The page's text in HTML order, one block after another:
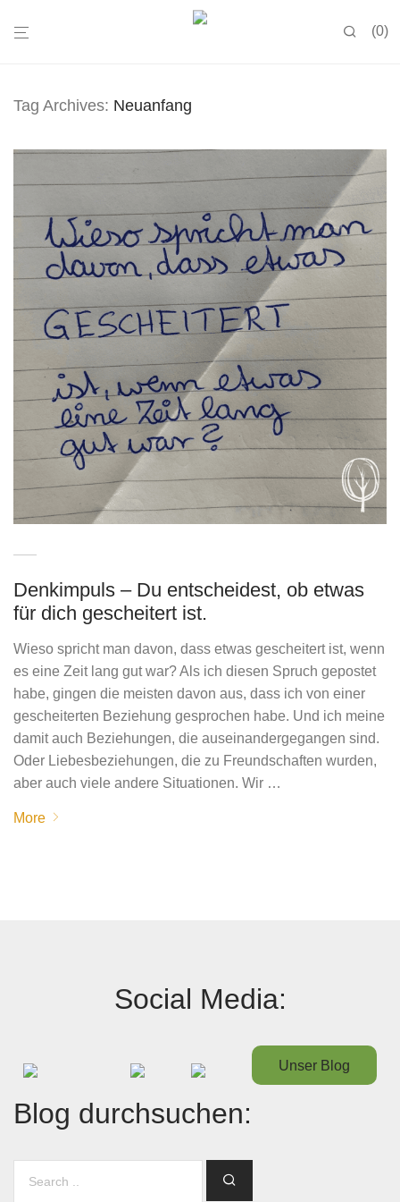
0
Tag Archives: Neuanfang
Denkimpuls – Du entscheidest, ob etwas
für dich gescheitert ist.
Wieso spricht man davon, dass etwas gescheitert ist, wenn
es eine Zeit lang gut war? Als ich diesen Spruch gepostet
habe, gingen die meisten davon aus, dass ich von einer
gescheiterten Beziehung gesprochen habe. Und ich meine
damit auch Beziehungen, die auseinandergegangen sind.
Oder Liebesbeziehungen, die zu Freundschaften wurden,
aber auch viele andere Situationen. Wir …
More
Social Media:
Unser Blog
Blog durchsuchen: